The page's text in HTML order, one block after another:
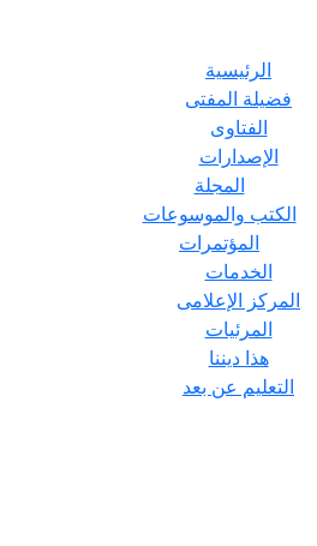
الرئيسية
فضيلة المفتى
الفتاوى
الإصدارات
المجلة
الكتب والموسوعات
المؤتمرات
الخدمات
المركز الإعلامى
المرئيات
هذا ديننا
التعليم عن بعد